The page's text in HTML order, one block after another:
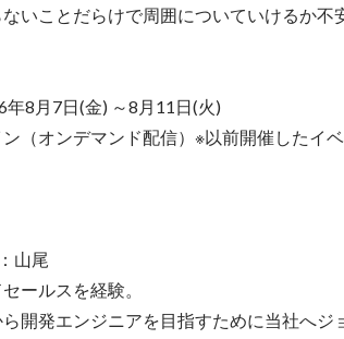
ないことだらけで周囲についていけるか不
年8月7日(金) ～8月11日(火)
ン（オンデマンド配信）※以前開催したイ
山尾
ールスを経験。
開発エンジニアを目指すために当社へジ